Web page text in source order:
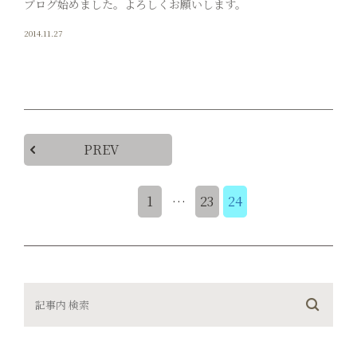
ブログ始めました。よろしくお願いします。
2014.11.27
PREV
1 … 23 24